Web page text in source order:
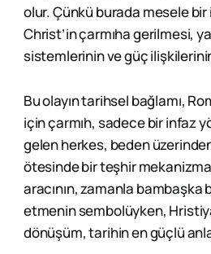
olur. Çünkü burada mesele bir
Christ’in çarmıha gerilmesi,
sistemlerinin ve güç ilişkilerinin
Bu olayın tarihsel bağlamı,
için çarmıh, sadece bir infaz
gelen herkes, beden
ötesinde bir teşhir
aracının, zamanla bambaşka
etmenin sembolüyken,
dönüşüm, tarihin en güçlü